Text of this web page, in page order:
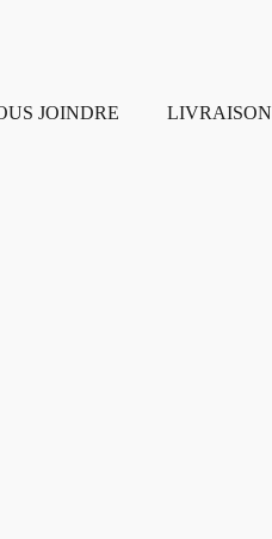
JOINDRE LIVRAISON